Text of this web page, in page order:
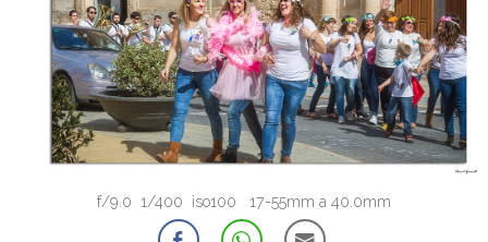
f/9.0 1/400 iso100 17-55mm a 40.0mm